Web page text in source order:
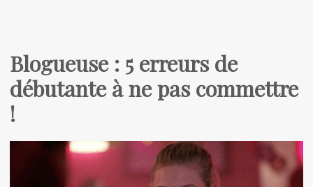
Blogueuse : 5 erreurs de
débutante à ne pas commettre
!